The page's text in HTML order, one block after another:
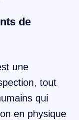
de
une
tout
qui
en physique